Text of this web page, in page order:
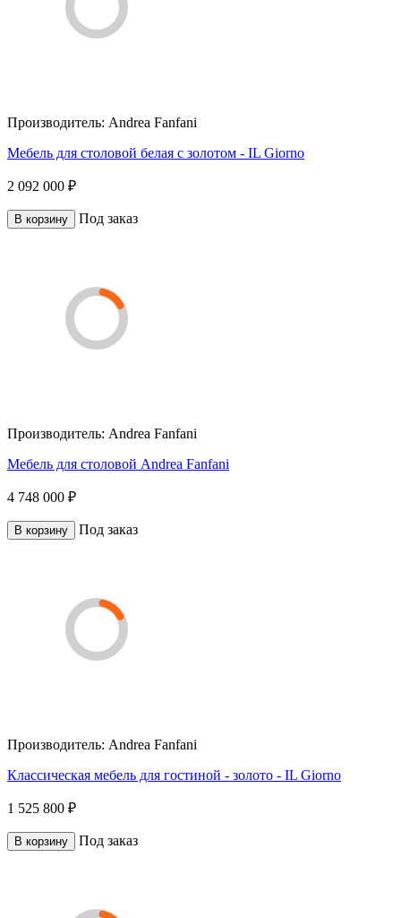
Производитель: Andrea Fanfani
Мебель для столовой белая с золотом - IL Giorno
2 092 000 ₽
В корзину Под заказ
Производитель: Andrea Fanfani
Мебель для столовой Andrea Fanfani
4 748 000 ₽
В корзину Под заказ
Производитель: Andrea Fanfani
Классическая мебель для гостиной - золото - IL Giorno
1 525 800 ₽
В корзину Под заказ